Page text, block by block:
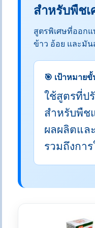
สำหรับพืชเ
สูตรพิเศษที่ออก
ข้าว อ้อย และมัน
🎯 เป้าหมาย
ใช้สูตรที่ป
สำหรับพืช
ผลผลิตแ
รวมถึงกา